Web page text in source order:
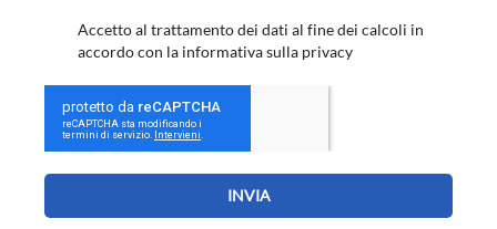
Accetto al trattamento dei dati al fine dei calcoli in
accordo con la informativa sulla privacy
INVIA